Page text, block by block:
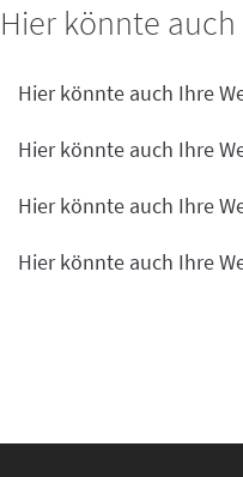
Hier könnte
Hier könnte auch Ihre
Hier könnte auch Ihre
Hier könnte auch Ihre
Hier könnte auch Ihre